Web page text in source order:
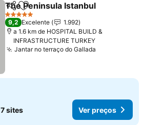
PartilharAdicionar aos favoritos
The Peninsula Istanbul
5 Estrelas
9,2 Excelente
1.992
a 1.6 km de HOSPITAL BUILD &
INFRASTRUCTURE TURKEY
Jantar no terraço do Gallada
7 sites Ver preços